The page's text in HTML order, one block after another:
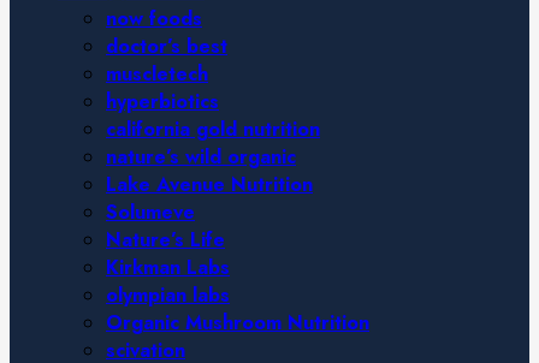
now foods
doctor’s best
muscletech
hyperbiotics
california gold nutrition
nature’s wild organic
Lake Avenue Nutrition
Solumeve
Nature’s Life
Kirkman Labs
olympian labs
Organic Mushroom Nutrition
scivation